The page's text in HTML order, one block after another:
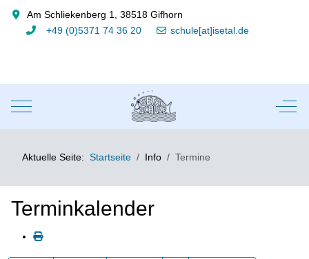
Am Schliekenberg 1, 38518 Gifhorn
+49 (0)5371 74 36 20
schule[at]isetal.de
Mobile Menu Toggle Off-
Aktuelle Seite:Startseite Info Termine
Terminkalender